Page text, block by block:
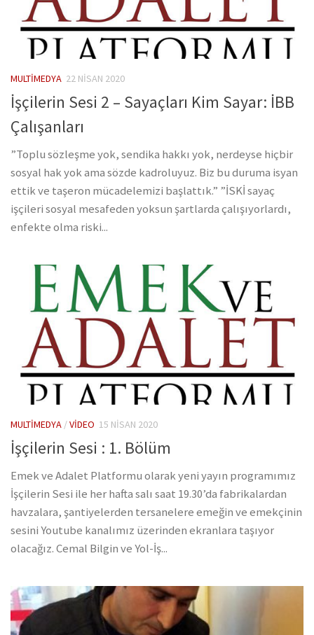
MULTIMEDYA 22 NISAN 2020
İşçilerin Sesi 2 – Sayaçları Kim Sayar: İBB
Çalışanları
”Toplu sözleşme yok, sendika hakkı yok, nerdeyse hiçbir
sosyal hak yok ama sözde kadroluyuz. Biz bu duruma isyan
ettik ve taşeron mücadelemizi başlattık.” ”İSKİ sayaç
işçileri sosyal mesafeden yoksun şartlarda çalışıyorlardı,
enfekte olma riski...
MULTIMEDYA /VIDEO 15 NISAN 2020
İşçilerin Sesi : 1. Bölüm
Emek ve Adalet Platformu olarak yeni yayın programımız
İşçilerin Sesi ile her hafta salı saat 19.30’da fabrikalardan
havzalara, şantiyelerden tersanelere emeğin ve emekçinin
sesini Youtube kanalımız üzerinden ekranlara taşıyor
olacağız. Cemal Bilgin ve Yol-İş...